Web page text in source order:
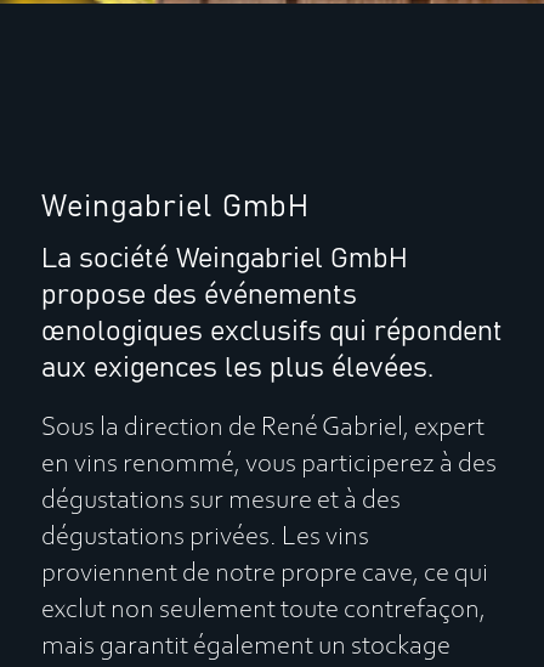
Weingabriel GmbH
La société Weingabriel GmbH
propose des événements
œnologiques exclusifs qui répondent
aux exigences les plus élevées.
Sous la direction de René Gabriel, expert
en vins renommé, vous participerez à des
dégustations sur mesure et à des
dégustations privées. Les vins
proviennent de notre propre cave, ce qui
exclut non seulement toute contrefaçon,
mais garantit également un stockage